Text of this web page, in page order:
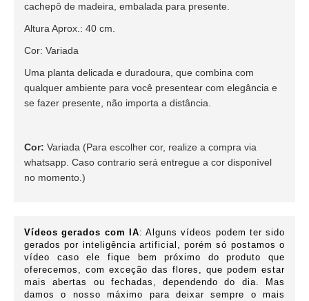
cachepô de madeira, embalada para presente.
Altura Aprox.: 40 cm.
Cor: Variada
Uma planta delicada e duradoura, que combina com
qualquer ambiente para você presentear com elegância e
se fazer presente, não importa a distância.
Cor: Variada (Para escolher cor, realize a compra via
whatsapp. Caso contrario será entregue a cor disponível
no momento.)
Vídeos gerados com IA: Alguns vídeos podem ter sido
gerados por inteligência artificial, porém só postamos o
vídeo caso ele fique bem próximo do produto que
oferecemos , com exceção das flores, que podem estar
mais abertas ou fechadas, dependendo do dia. Mas
damos o nosso máximo para deixar sempre o mais